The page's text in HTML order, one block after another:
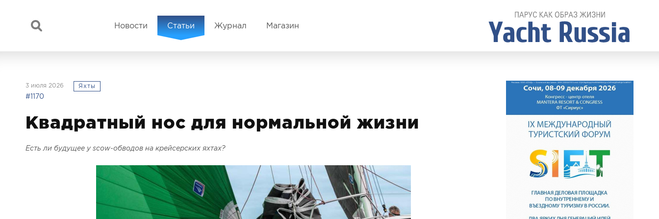
Новости Статьи Журнал Магазин
3 июля 2026 Яхты
#1170
Квадратный нос для нормальной жизни
Есть ли будущее у scow-обводов на крейсерских яхтах?